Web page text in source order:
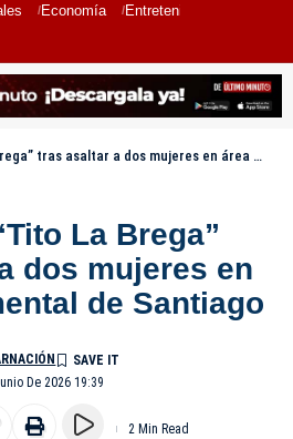
Economía Entretenimiento
asaltar a dos mujeres en área monumental de Santiago
La Brega”
dos mujeres en
de Santiago
De 2026 19:39
2 Min Read